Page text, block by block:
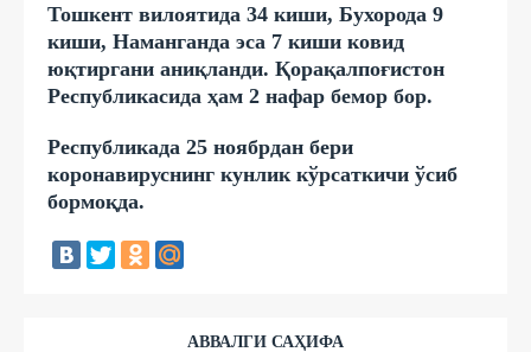
Тошкент вилоятида 34 киши, Бухорода 9
киши, Наманганда эса 7 киши ковид
юқтиргани аниқланди. Қорақалпоғистон
Республикасида ҳам 2 нафар бемор бор.
Республикада 25 ноябрдан бери
коронавируснинг кунлик кўрсаткичи ўсиб
бормоқда.
АВВАЛГИ САҲИФА